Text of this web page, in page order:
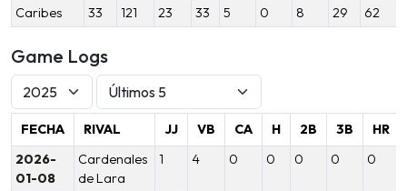
Caribes
33 121 23 33 5 0 8 29 62
Game Logs
FECHA RIVAL JJ VB CA H 2B 3B
HR
2026-
01-08
Cardenales
de Lara
1 4 0 0 0 0 0